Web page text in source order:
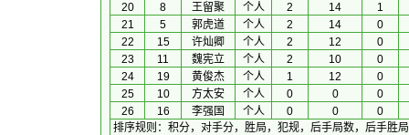
20
8 王留聚 个人 2 14
1
21
5 郭虎道 个人 2 14
0
22
15 许灿卿 个人 2 12
0
23
11 魏宪立 个人 2 10
0
24
19 黄俊杰 个人 1 12
0
25
10 方太安 个人 0 0
0
26
16 李强国 个人 0 0
0
排序规则 ： 积分，对手分，胜局，犯规，后手局数，后手胜